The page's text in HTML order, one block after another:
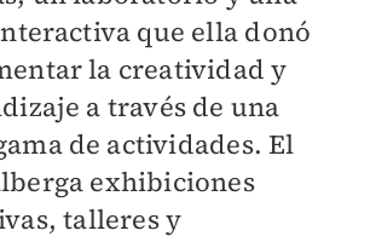
que ella donó
la creatividad y
a través de una
de actividades. El
exhibiciones
talleres y